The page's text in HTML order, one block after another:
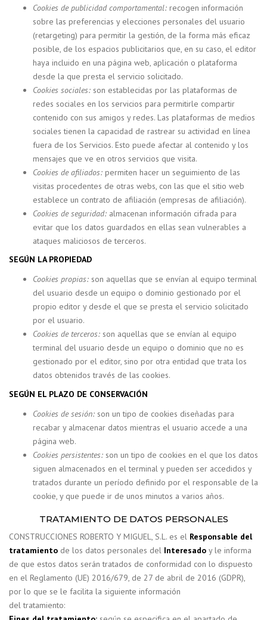
Cookies de publicidad comportamental: recogen información
sobre las preferencias y elecciones personales del usuario
(retargeting) para permitir la gestión, de la forma más eficaz
posible, de los espacios publicitarios que, en su caso, el editor
haya incluido en una página web, aplicación o plataforma
desde la que presta el servicio solicitado.
Cookies sociales: son establecidas por las plataformas de
redes sociales en los servicios para permitirle compartir
contenido con sus amigos y redes. Las plataformas de medios
sociales tienen la capacidad de rastrear su actividad en línea
fuera de los Servicios. Esto puede afectar al contenido y los
mensajes que ve en otros servicios que visita.
Cookies de afiliados: permiten hacer un seguimiento de las
visitas procedentes de otras webs, con las que el sitio web
establece un contrato de afiliación (empresas de afiliación).
Cookies de seguridad: almacenan información cifrada para
evitar que los datos guardados en ellas sean vulnerables a
ataques maliciosos de terceros.
SEGÚN LA PROPIEDAD
Cookies propias: son aquellas que se envían al equipo terminal
del usuario desde un equipo o dominio gestionado por el
propio editor y desde el que se presta el servicio solicitado
por el usuario.
Cookies de terceros: son aquellas que se envían al equipo
terminal del usuario desde un equipo o dominio que no es
gestionado por el editor, sino por otra entidad que trata los
datos obtenidos través de las cookies.
SEGÚN EL PLAZO DE CONSERVACIÓN
Cookies de sesión: son un tipo de cookies diseñadas para
recabar y almacenar datos mientras el usuario accede a una
página web.
Cookies persistentes: son un tipo de cookies en el que los datos
siguen almacenados en el terminal y pueden ser accedidos y
tratados durante un período definido por el responsable de la
cookie, y que puede ir de unos minutos a varios años.
TRATAMIENTO DE DATOS PERSONALES
CONSTRUCCIONES ROBERTO Y MIGUEL, S.L. es el Responsable del
tratamiento de los datos personales del Interesado y le informa
de que estos datos serán tratados de conformidad con lo dispuesto
en el Reglamento (UE) 2016/679, de 27 de abril de 2016 (GDPR),
por lo que se le facilita la siguiente información
del tratamiento: